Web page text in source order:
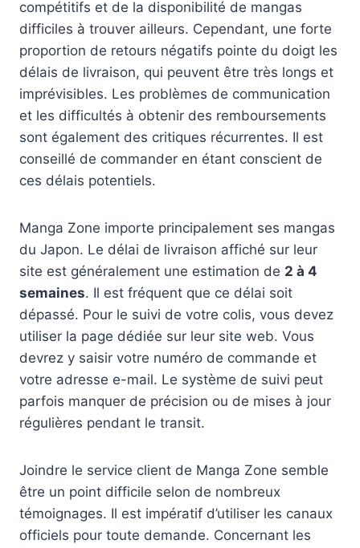
compétitifs et de la disponibilité de mangas
difficiles à trouver ailleurs. Cependant, une forte
proportion de retours négatifs pointe du doigt les
délais de livraison, qui peuvent être très longs et
imprévisibles. Les problèmes de communication
et les difficultés à obtenir des remboursements
sont également des critiques récurrentes. Il est
conseillé de commander en étant conscient de
ces délais potentiels.
Manga Zone importe principalement ses mangas
du Japon. Le délai de livraison affiché sur leur
site est généralement une estimation de 2 à 4
semaines. Il est fréquent que ce délai soit
dépassé. Pour le suivi de votre colis, vous devez
utiliser la page dédiée sur leur site web. Vous
devrez y saisir votre numéro de commande et
votre adresse e-mail. Le système de suivi peut
parfois manquer de précision ou de mises à jour
régulières pendant le transit.
Joindre le service client de Manga Zone semble
être un point difficile selon de nombreux
témoignages. Il est impératif d’utiliser les canaux
officiels pour toute demande. Concernant les